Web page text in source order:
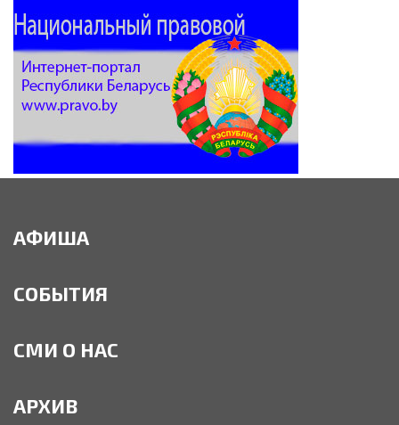
АФИША
СОБЫТИЯ
СМИ О НАС
АРХИВ